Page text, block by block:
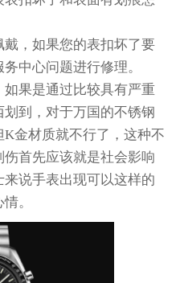
，如果您的表扣坏了要
中心问题进行修理。
果是通过比较具有严重
到，对于万国的不锈钢
金材质就不行了，这种不
首先应该就是社会影响
说手表出现可以这样的
。